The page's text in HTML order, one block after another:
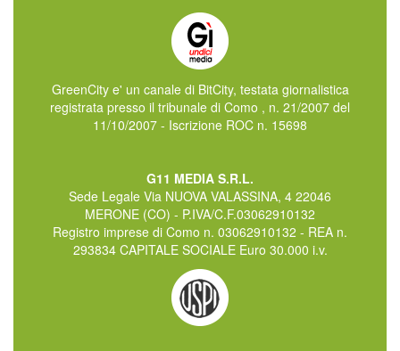
GreenCity e' un canale di BitCity, testata giornalistica
registrata presso il tribunale di Como , n. 21/2007 del
11/10/2007 - Iscrizione ROC n. 15698
G11 MEDIA S.R.L.
Sede Legale Via NUOVA VALASSINA, 4 22046
MERONE (CO) - P.IVA/C.F.03062910132
Registro imprese di Como n. 03062910132 - REA n.
293834 CAPITALE SOCIALE Euro 30.000 i.v.